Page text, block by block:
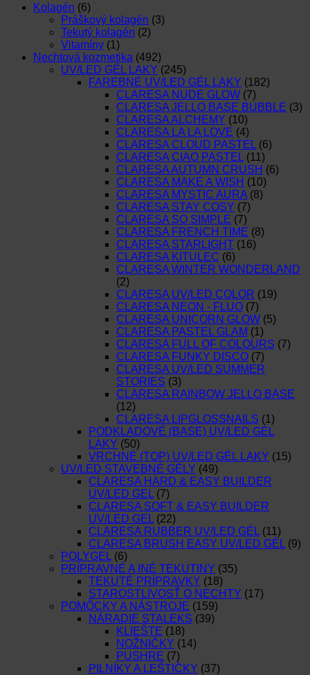
Kolagén (6)
Práškový kolagén (3)
Tekutý kolagén (2)
Vitamíny (1)
Nechtová kozmetika (492)
UV/LED GÉL LAKY (245)
FAREBNÉ UV/LED GÉL LAKY (182)
CLARESA NUDE GLOW (7)
CLARESA JELLO BASE BUBBLE (3)
CLARESA ALCHEMY (10)
CLARESA LA LA LOVE (4)
CLARESA CLOUD PASTEL (6)
CLARESA CIAO PASTEL (11)
CLARESA AUTUMN CRUSH (6)
CLARESA MAKE A WISH (10)
CLARESA MYSTIC AURA (8)
CLARESA STAY COSY (7)
CLARESA SO SIMPLE (7)
CLARESA FRENCH TIME (8)
CLARESA STARLIGHT (16)
CLARESA KITULEC (6)
CLARESA WINTER WONDERLAND
(2)
CLARESA UV/LED COLOR (19)
CLARESA NEON - FLUO (7)
CLARESA UNICORN GLOW (5)
CLARESA PASTEL GLAM (1)
CLARESA FULL OF COLOURS (7)
CLARESA FUNKY DISCO (7)
CLARESA UV/LED SUMMER
STORIES (3)
CLARESA RAINBOW JELLO BASE
(12)
CLARESA LIPGLOSSNAILS (1)
PODKLADOVÉ (BASE) UV/LED GÉL
LAKY (50)
VRCHNÉ (TOP) UV/LED GÉL LAKY (15)
UV/LED STAVEBNÉ GÉLY (49)
CLARESA HARD & EASY BUILDER
UV/LED GEL (7)
CLARESA SOFT & EASY BUILDER
UV/LED GEL (22)
CLARESA RUBBER UV/LED GÉL (11)
CLARESA BRUSH EASY UV/LED GÉL (9)
POLYGEL (6)
PRÍPRAVNÉ A INÉ TEKUTINY (35)
TEKUTÉ PRÍPRAVKY (18)
STAROSTLIVOSŤ O NECHTY (17)
POMÔCKY A NÁSTROJE (159)
NÁRADIE STALEKS (39)
KLIEŠTE (18)
NOŽNIČKY (14)
PUSHRE (7)
PILNÍKY A LEŠTIČKY (37)